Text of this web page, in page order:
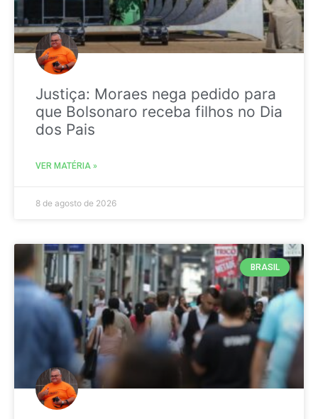
Justiça: Moraes nega pedido para
que Bolsonaro receba filhos no Dia
dos Pais
VER MATÉRIA »
8 de agosto de 2026
BRASIL